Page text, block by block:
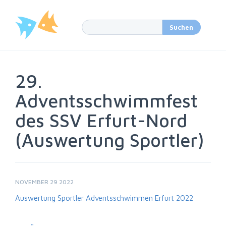
29.
Adventsschwimmfest
des SSV Erfurt-Nord
(Auswertung Sportler)
NOVEMBER 29 2022
Auswertung Sportler Adventsschwimmen Erfurt 2022